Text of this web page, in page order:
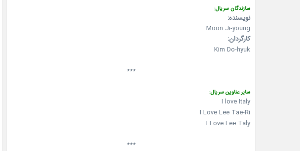
سازندگان سریال:
نویسنده:
Moon Ji-young
کارگردان:
Kim Do-hyuk
***
سایر عناوین سریال:
I love Italy
I Love Lee Tae-Ri
I Love Lee Taly
***